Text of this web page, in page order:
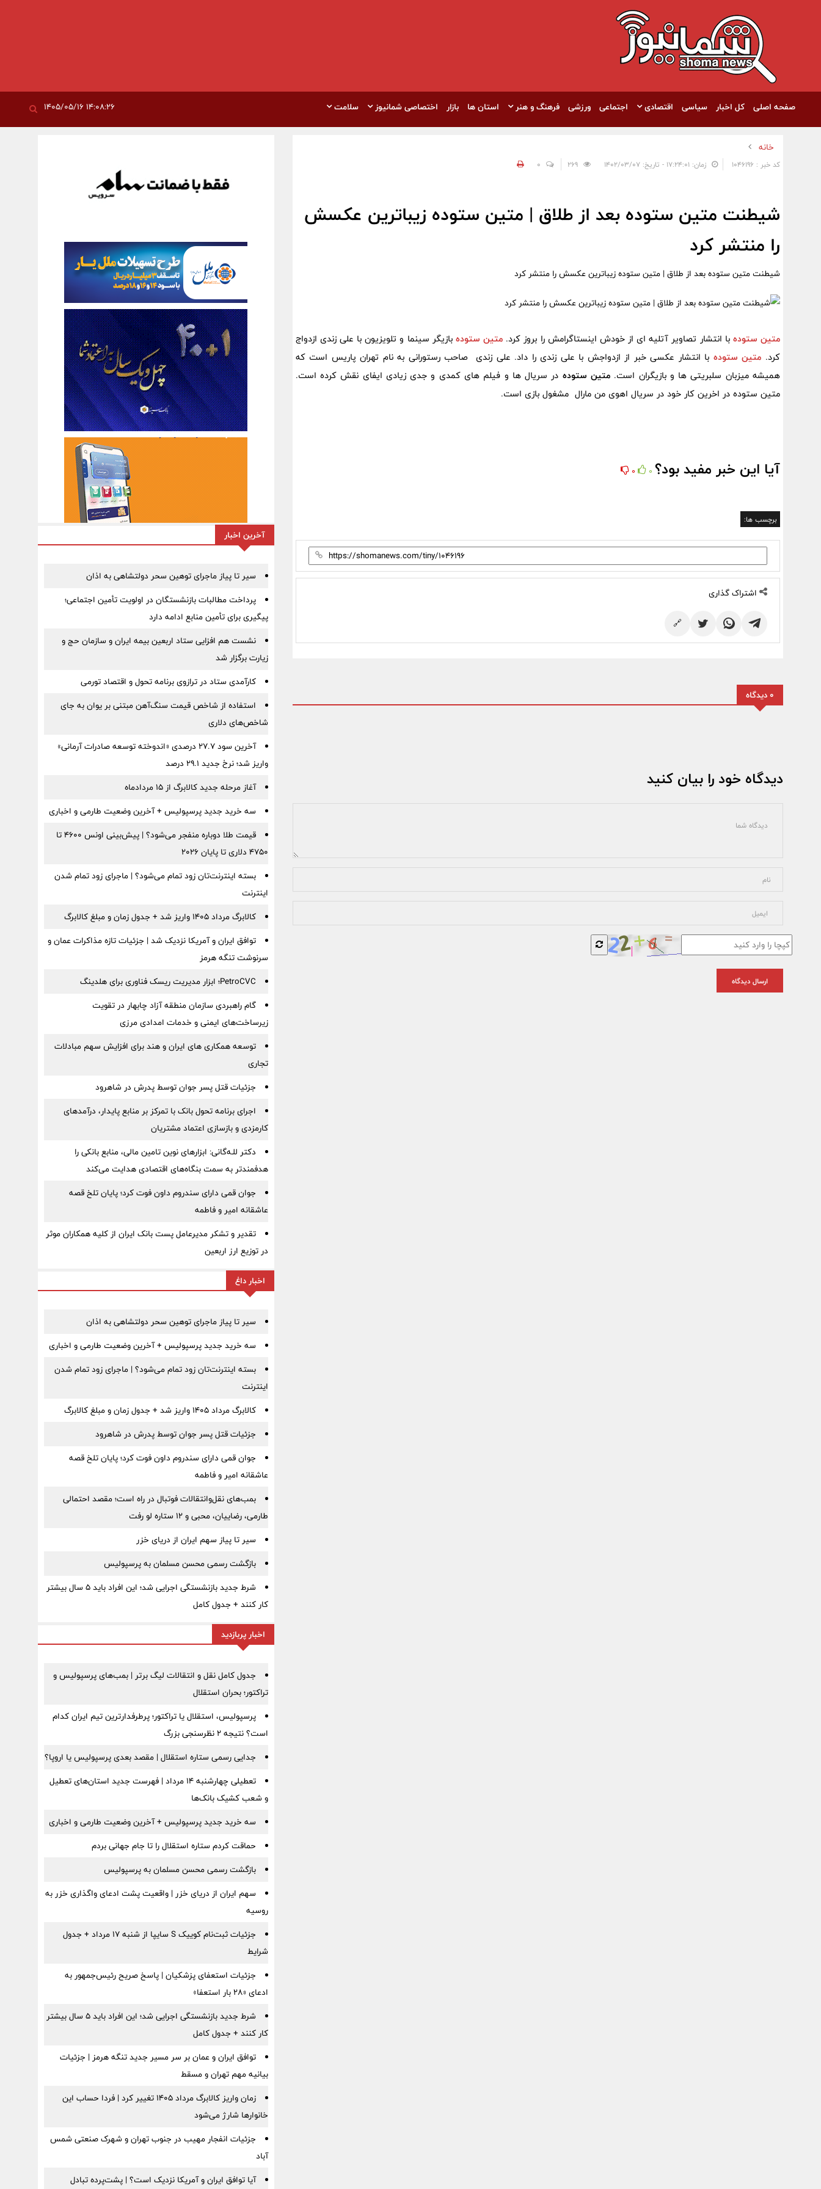
صفحه اصلی کل اخبار سیاسی اقتصادی اجتماعی ورزشی فرهنگ و هنر استان ها بازار اختصاصی شمانیوز سلامت
خانه
کد خبر : 1046196 زمان: ۱۷:۲۴:۰۱ - تاریخ: ۱۴۰۲/۰۳/۰۷ 0
شیطنت متین ستوده بعد از طلاق | متین ستوده زیباترین عکسش
را منتشر کرد
شیطنت متین ستوده بعد از طلاق | متین ستوده زیباترین عکسش را منتشر کرد
متین ستوده با انتشار تصاویر آتلیه ای از خودش اینستاگرامش را بروز کرد. متین ستوده بازیگر سینما و تلویزیون با علی زندی ازدواج
کرد. متین ستوده با انتشار عکسی خبر از ازدواجش با علی زندی را داد. علی زندی صاحب رستورانی به نام تهران پاریس است که
همیشه میزبان سلبریتی ها و بازیگران است. متین ستوده در سریال ها و فیلم های کمدی و جدی زیادی ایفای نقش کرده است.
متین ستوده در اخرین کار خود در سریال اهوی من مارال مشغول بازی است.
آیا این خبر مفید بود؟ 0
0
برچسب ها:
اشتراک گذاری
🔗
0 دیدگاه
دیدگاه خود را بیان کنید
ارسال دیدگاه
آخرین اخبار
سیر تا پیاز ماجرای توهین سحر دولتشاهی به اذان
پرداخت مطالبات بازنشستگان در اولویت تأمین اجتماعی؛
پیگیری برای تأمین منابع ادامه دارد
نشست هم افزایی ستاد اربعین بیمه ایران و سازمان حج و
زیارت برگزار شد
کارآمدی ستاد در ترازوی برنامه تحول و اقتصاد تورمی
استفاده از شاخص قیمت سنگ‌آهن مبتنی بر یوان به جای
شاخص‌های دلاری
آخرین سود ۲۷.۷ درصدی «اندوخته توسعه صادرات آرمانی»
واریز شد؛ نرخ جدید ۲۹.۱ درصد
آغاز مرحله جدید کالابرگ از ۱۵ مردادماه
سه خرید جدید پرسپولیس + آخرین وضعیت طارمی و اخباری
قیمت طلا دوباره منفجر می‌شود؟ | پیش‌بینی اونس ۴۶۰۰ تا
۴۷۵۰ دلاری تا پایان ۲۰۲۶
بسته اینترنت‌تان زود تمام می‌شود؟ | ماجرای زود تمام شدن
اینترنت
کالابرگ مرداد ۱۴۰۵ واریز شد + جدول زمان و مبلغ کالابرگ
توافق ایران و آمریکا نزدیک شد | جزئیات تازه مذاکرات عمان و
سرنوشت تنگه هرمز
PetroCVC؛ ابزار مدیریت ریسک فناوری برای هلدینگ
گام راهبردی سازمان منطقه آزاد چابهار در تقویت
زیرساخت‌های ایمنی و خدمات امدادی مرزی
توسعه همکاری های ایران و هند برای افزایش سهم مبادلات
تجاری
جزئیات قتل پسر جوان توسط پدرش در شاهرود
اجرای برنامه تحول بانک با تمرکز بر منابع پایدار، درآمدهای
کارمزدی و بازسازی اعتماد مشتریان
دکتر للـه‌گانی: ابزارهای نوین تامین مالی، منابع بانکی را
هدفمندتر به سمت بنگاه‌های اقتصادی هدایت می‌کند
جوان قمی دارای سندروم داون فوت کرد؛ پایان تلخ قصه
عاشقانه امیر و فاطمه
تقدیر و تشکر مدیرعامل پست بانک ایران از کلیه همکاران موثر
در توزیع ارز اربعین
اخبار داغ
سیر تا پیاز ماجرای توهین سحر دولتشاهی به اذان
سه خرید جدید پرسپولیس + آخرین وضعیت طارمی و اخباری
بسته اینترنت‌تان زود تمام می‌شود؟ | ماجرای زود تمام شدن
اینترنت
کالابرگ مرداد ۱۴۰۵ واریز شد + جدول زمان و مبلغ کالابرگ
جزئیات قتل پسر جوان توسط پدرش در شاهرود
جوان قمی دارای سندروم داون فوت کرد؛ پایان تلخ قصه
عاشقانه امیر و فاطمه
بمب‌های نقل‌وانتقالات فوتبال در راه است؛ مقصد احتمالی
طارمی، رضاییان، محبی و ۱۲ ستاره لو رفت
سیر تا پیاز سهم ایران از دریای خزر
بازگشت رسمی محسن مسلمان به پرسپولیس
شرط جدید بازنشستگی اجرایی شد؛ این افراد باید ۵ سال بیشتر
کار کنند + جدول کامل
اخبار پربازدید
جدول کامل نقل و انتقالات لیگ برتر | بمب‌های پرسپولیس و
تراکتور؛ بحران استقلال
پرسپولیس، استقلال یا تراکتور؛ پرطرفدارترین تیم ایران کدام
است؟ نتیجه ۲ نظرسنجی بزرگ
جدایی رسمی ستاره استقلال | مقصد بعدی پرسپولیس یا اروپا؟
تعطیلی چهارشنبه ۱۴ مرداد | فهرست جدید استان‌های تعطیل
و شعب کشیک بانک‌ها
سه خرید جدید پرسپولیس + آخرین وضعیت طارمی و اخباری
حماقت کردم ستاره استقلال را تا جام جهانی بردم
بازگشت رسمی محسن مسلمان به پرسپولیس
سهم ایران از دریای خزر | واقعیت پشت ادعای واگذاری خزر به
روسیه
جزئیات ثبت‌نام کوییک S سایپا از شنبه ۱۷ مرداد + جدول
شرایط
جزئیات استعفای پزشکیان | پاسخ صریح رئیس‌جمهور به
ادعای «۲۸ بار استعفا»
شرط جدید بازنشستگی اجرایی شد؛ این افراد باید ۵ سال بیشتر
کار کنند + جدول کامل
توافق ایران و عمان بر سر مسیر جدید تنگه هرمز | جزئیات
بیانیه مهم تهران و مسقط
زمان واریز کالابرگ مرداد ۱۴۰۵ تغییر کرد | فردا حساب این
خانوارها شارژ می‌شود
جزئیات انفجار مهیب در جنوب تهران و شهرک صنعتی شمس
آباد
آیا توافق ایران و آمریکا نزدیک است؟ | پشت‌پرده تبادل